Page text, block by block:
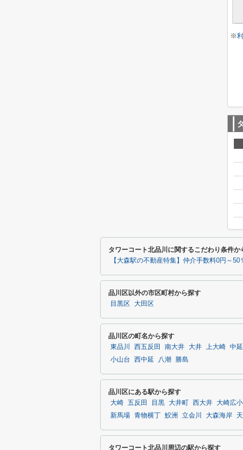
※
タワーコート北品川に関するこだわり条件か
【大森駅の不動産特集】仲介手数料0円～50
品川区以外の市区町村から探す
目黒区 大田区
品川区の町名から探す
東品川 西五反田 南大井 大井 上大崎 中延
小山台
西中延 八潮 勝島
品川区にある駅から探す
大崎 五反田 目黒 大井町 西大井 大崎広
新馬場 青物横丁 鮫洲 立会川 大森海岸
タワーコート北品川周辺の駅から探す